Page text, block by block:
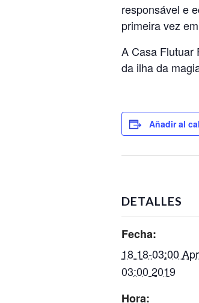
responsável e
primeira vez
A Casa Flutuar
da ilha da
Añadir al
DETALLES
Fecha:
18 18-03:00
03:00 2019
Hora: